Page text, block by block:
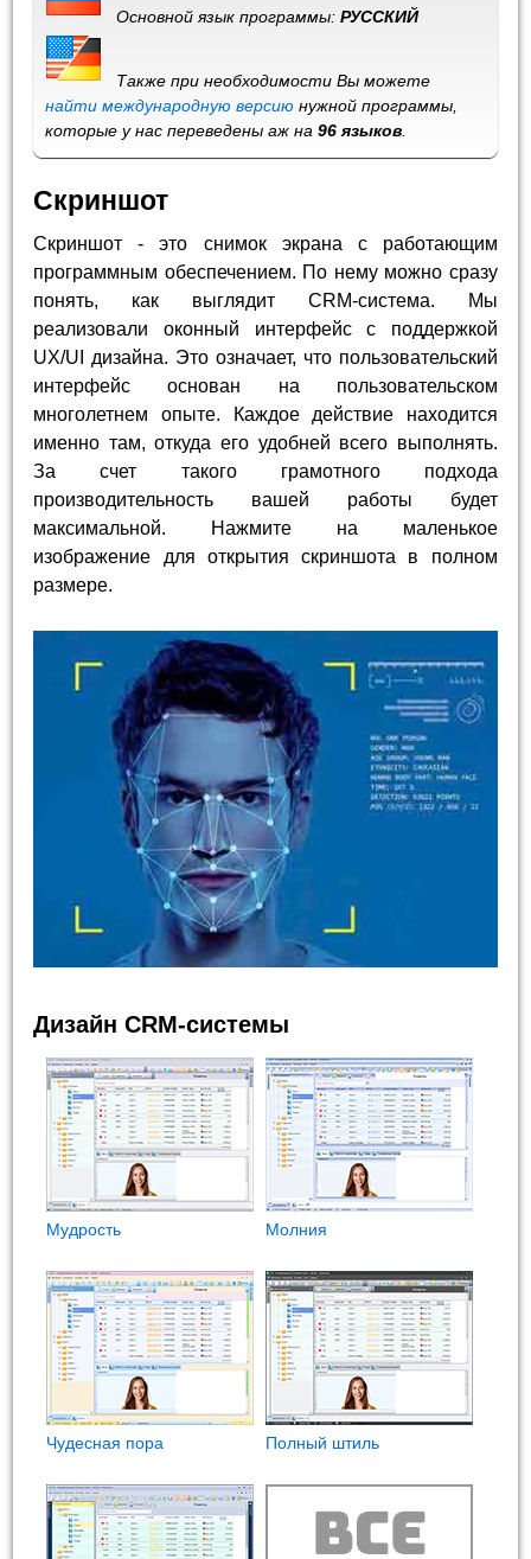
Основной язык программы:РУССКИЙ
Также при необходимости Вы можете
найти международную версию нужной программы,
которые у нас переведены аж на96 языков
Скриншот
Скриншот - это снимок экрана с работающим
программным обеспечением. По нему можно сразу
понять, как выглядит CRM-система. Мы
реализовали оконный интерфейс с поддержкой
UX/UI дизайна. Это означает, что пользовательский
интерфейс основан на пользовательском
многолетнем опыте. Каждое действие находится
именно там, откуда его удобней всего выполнять.
За счет такого грамотного подхода
производительность вашей работы будет
максимальной. Нажмите на маленькое
изображение для открытия скриншота в полном
размере.
Дизайн CRM-системы
Мудрость Молния
Чудесная пора Полный штиль